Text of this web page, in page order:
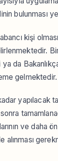
bulunması
kişi
Bir
da
gelmektedir.
yapılacak
ve daha
alınması